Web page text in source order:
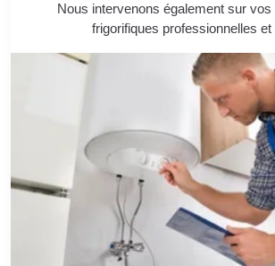
Nous intervenons également sur vos
frigorifiques professionnelles et